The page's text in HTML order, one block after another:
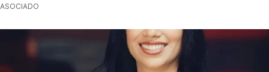
ASOCIADO